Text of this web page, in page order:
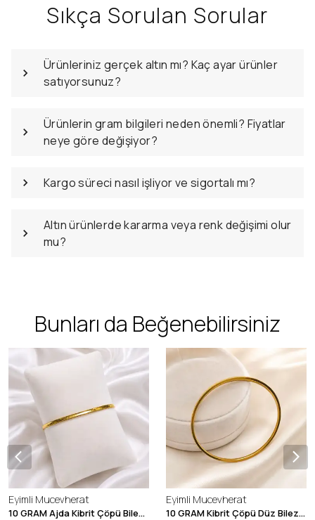
Sıkça Sorulan Sorular
Ürünleriniz gerçek altın mı? Kaç ayar ürünler
satıyorsunuz?
Ürünlerin gram bilgileri neden önemli? Fiyatlar
neye göre değişiyor?
Kargo süreci nasıl işliyor ve sigortalı mı?
Altın ürünlerde kararma veya renk değişimi olur
mu?
Bunları da Beğenebilirsiniz
Eyimli Mucevherat
10 GRAM Ajda Kibrit Çöpü Bilezik 22 Ayar 22BLZ003
Eyimli Mucevherat
10 GRAM Kibrit Çöpü Düz Bilezik 22 Ayar 22BLZ001